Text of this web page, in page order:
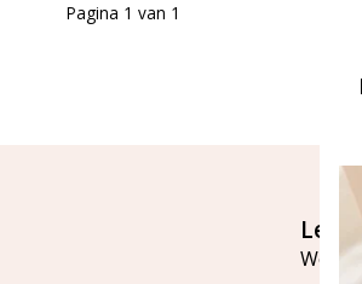
Pagina 1 van 1
Let's
Word